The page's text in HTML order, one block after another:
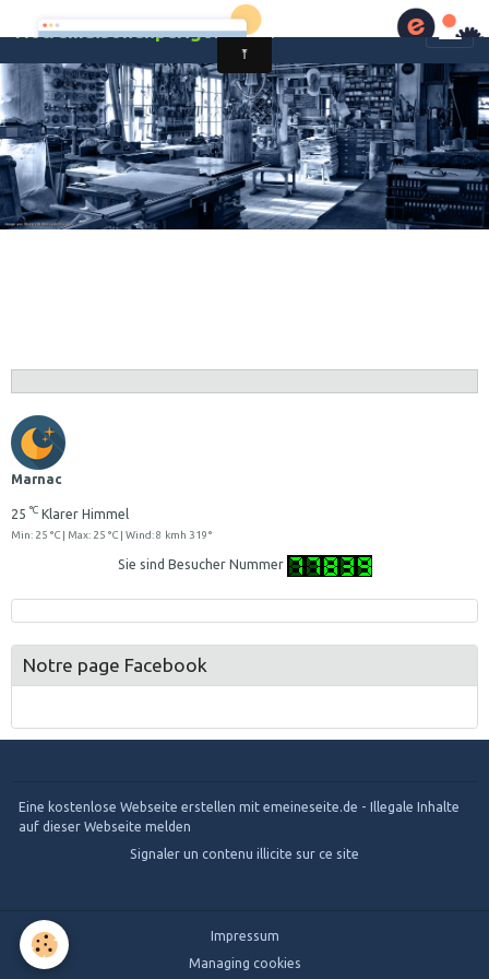
Notremaisonenperigord.com
Marnac
25 °C Klarer Himmel
Min: 25 °C | Max: 25 °C | Wind: 8 kmh 319°
Sie sind Besucher Nummer
Notre page Facebook
Eine kostenlose Webseite erstellen mit emeineseite.de - Illegale Inhalte
auf dieser Webseite melden
Signaler un contenu illicite sur ce site
Impressum
Managing cookies